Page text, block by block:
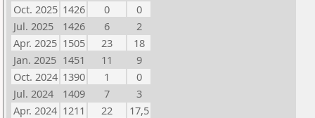
Oct. 2025 1426 0
0
Jul. 2025
1426 6
2
Apr. 2025 1505 23
18
Jan. 2025 1451 11
9
Oct. 2024 1390 1
0
Jul. 2024
1409 7
3
Apr. 2024 1211 22
17,5